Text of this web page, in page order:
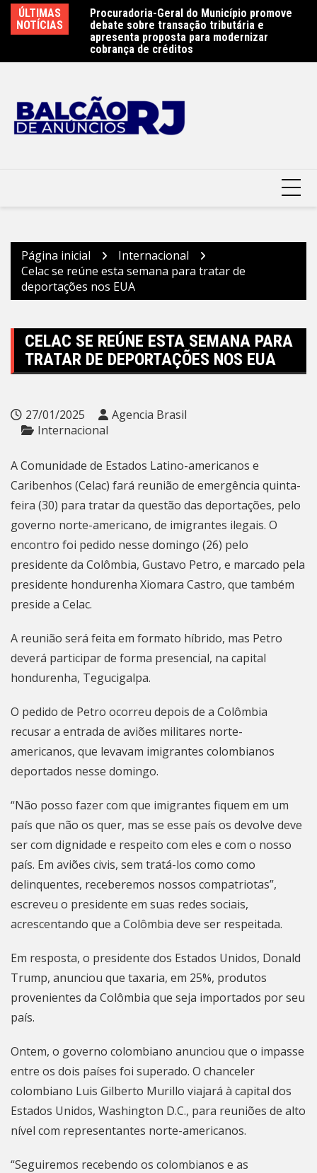
para
ÚLTIMAS
NOTÍCIAS
450 atletas na
sábado (8) –
Procuradoria-Geral do Município promove
debate sobre transação tributária e
apresenta proposta para modernizar
cobrança de créditos
Página inicial
Internacional
Celac se reúne esta semana para tratar de
deportações nos EUA
CELAC SE REÚNE ESTA SEMANA PARA
TRATAR DE DEPORTAÇÕES NOS EUA
27/01/2025
Agencia Brasil
Internacional
A Comunidade de Estados Latino-americanos e
Caribenhos (Celac) fará reunião de emergência quinta-
feira (30) para tratar da questão das deportações, pelo
governo norte-americano, de imigrantes ilegais. O
encontro foi pedido nesse domingo (26) pelo
presidente da Colômbia, Gustavo Petro, e marcado pela
presidente hondurenha Xiomara Castro, que também
preside a Celac.
A reunião será feita em formato híbrido, mas Petro
deverá participar de forma presencial, na capital
hondurenha, Tegucigalpa.
O pedido de Petro ocorreu depois de a Colômbia
recusar a entrada de aviões militares norte-
americanos, que levavam imigrantes colombianos
deportados nesse domingo.
“Não posso fazer com que imigrantes fiquem em um
país que não os quer, mas se esse país os devolve deve
ser com dignidade e respeito com eles e com o nosso
país. Em aviões civis, sem tratá-los como como
delinquentes, receberemos nossos compatriotas”,
escreveu o presidente em suas redes sociais,
acrescentando que a Colômbia deve ser respeitada.
Em resposta, o presidente dos Estados Unidos, Donald
Trump, anunciou que taxaria, em 25%, produtos
provenientes da Colômbia que seja importados por seu
país.
Ontem, o governo colombiano anunciou que o impasse
entre os dois países foi superado. O chanceler
colombiano Luis Gilberto Murillo viajará à capital dos
Estados Unidos, Washington D.C., para reuniões de alto
nível com representantes norte-americanos.
“Seguiremos recebendo os colombianos e as